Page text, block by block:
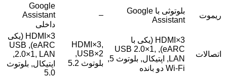
ریموت
بلوتوثی با Google
Assistant
–
Google
Assistant
داخلی
اتصالات
HDMI×3 (یکی با
eARC), USB 2.0×1,
LAN, اپتیکال, بلوتوث 5,
Wi-Fi دو بانده
HDMI×3,
USB×2,
بلوتوث 5.2
HDMI×3 (یکی
eARC), USB
2.0×1, LAN,
اپتیکال, بلوتوث
5.0